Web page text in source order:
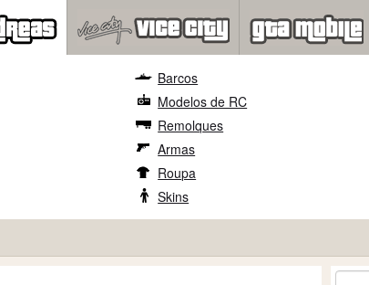
Barcos
Modelos de RC
Remolques
Armas
Roupa
Skins